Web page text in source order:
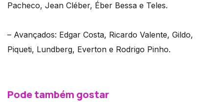
Pacheco, Jean Cléber, Éber Bessa e Teles.
– Avançados: Edgar Costa, Ricardo Valente, Gildo,
Piqueti, Lundberg, Everton e Rodrigo Pinho.
Pode também gostar